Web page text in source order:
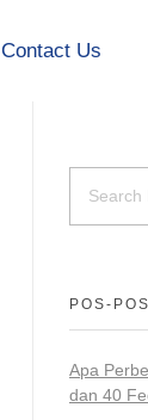
Contact Us
POS-
Apa
dan 40